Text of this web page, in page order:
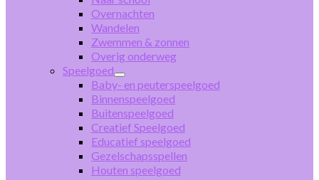
Overnachten
Wandelen
Zwemmen & zonnen
Overig onderweg
Speelgoed
Baby- en peuterspeelgoed
Binnenspeelgoed
Buitenspeelgoed
Creatief Speelgoed
Educatief speelgoed
Gezelschapsspellen
Houten speelgoed